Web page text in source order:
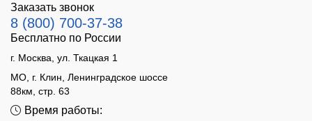
Заказать звонок
8 (800) 700-37-38
Бесплатно по России
г. Москва, ул. Ткацкая 1
МО, г. Клин, Ленинградское шоссе
88км, стр. 63
Время работы: